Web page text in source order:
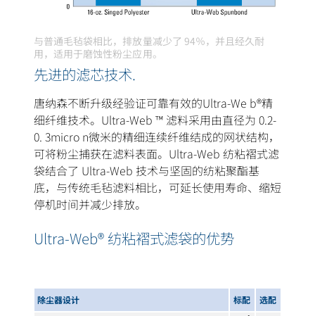
与普通毛毡袋相比，排放量减少了 94％，并且经久耐
用，适用于磨蚀性粉尘应用。
先进的滤芯技术.
唐纳森不断升级经验证可靠有效的Ultra-We b®精
细纤维技术。Ultra-Web ™ 滤料采用由直径为 0.2-
0. 3micro n微米的精细连续纤维结成的网状结构，
可将粉尘捕获在滤料表面。Ultra-Web 纺粘褶式滤
袋结合了 Ultra-Web 技术与坚固的纺粘聚酯基
底，与传统毛毡滤料相比，可延长使用寿命、缩短
停机时间并减少排放。
Ultra-Web® 纺粘褶式滤袋的优势
除尘器设计 标配
选配